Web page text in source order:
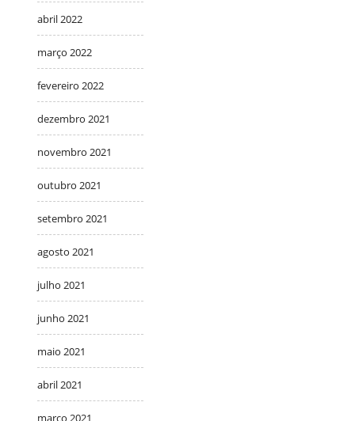
abril 2022
março 2022
fevereiro 2022
dezembro 2021
novembro 2021
outubro 2021
setembro 2021
agosto 2021
julho 2021
junho 2021
maio 2021
abril 2021
março 2021